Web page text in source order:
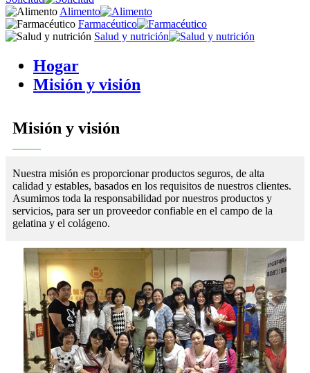
Alimento
Farmacéutico
Salud y nutrición
Hogar
Misión y visión
Misión y visión
Nuestra misión es proporcionar productos seguros, de alta
calidad y estables, basados ​​en los requisitos de nuestros clientes.
Asumimos toda la responsabilidad por nuestros productos y
servicios, para ser un proveedor confiable en el campo de la
gelatina y el colágeno.